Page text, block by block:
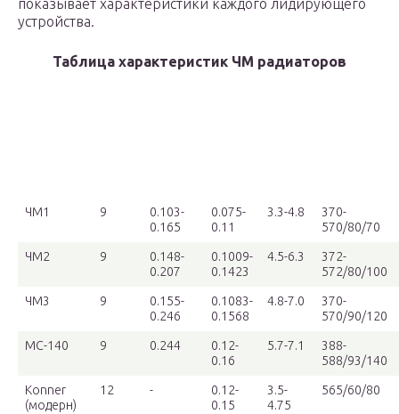
показывает характеристики каждого лидирующего
устройства.
Таблица характеристик ЧМ радиаторов
ЧМ1 9
0.103-
0.165
0.075-
0.11
3.3-4.8
370-
570/80/70
ЧМ2 9
0.148-
0.207
0.1009-
0.1423
4.5-6.3
372-
572/80/100
ЧМ3 9
0.155-
0.246
0.1083-
0.1568
4.8-7.0
370-
570/90/120
МС-140 9 0.244
0.12-
0.16
5.7-7.1
388-
588/93/140
Konner
(модерн)
12 -
0.12-
0.15
3.5-
4.75
565/60/80